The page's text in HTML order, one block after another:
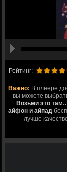
Рейтинг:
Важно: В плеере
- вы можете
Возьми это
айфон и айпад
лучше